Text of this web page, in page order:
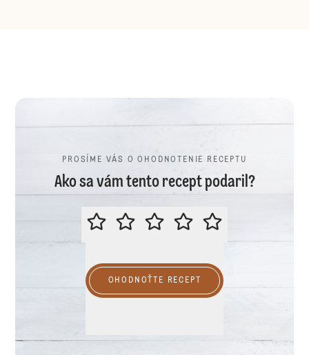
PROSÍME VÁS O OHODNOTENIE RECEPTU
Ako sa vám tento recept podaril?
PROSÍME VÁS O OHODNOTENIE
OHODNOŤTE RECEPT